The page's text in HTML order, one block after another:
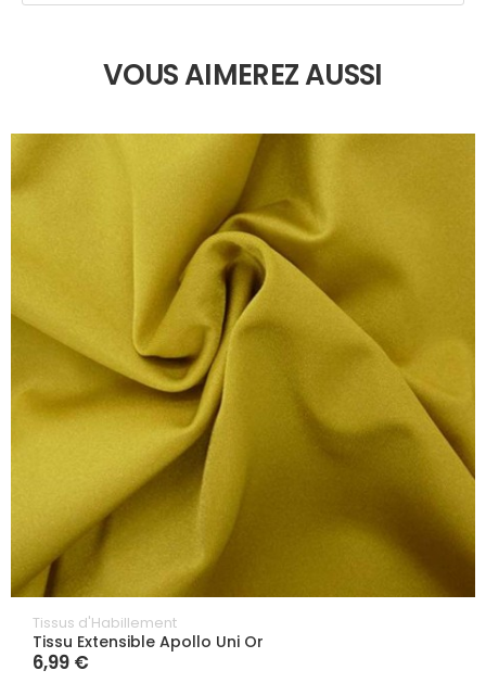
VOUS AIMEREZ AUSSI
Tissus d'Habillement
Tissu Extensible Apollo Uni Or
6,99 €